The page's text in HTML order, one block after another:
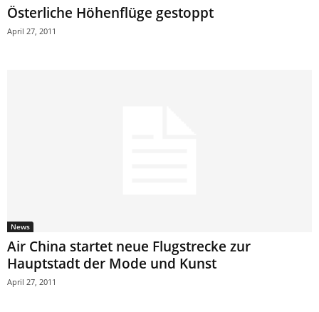
Österliche Höhenflüge gestoppt
April 27, 2011
News
Air China startet neue Flugstrecke zur
Hauptstadt der Mode und Kunst
April 27, 2011